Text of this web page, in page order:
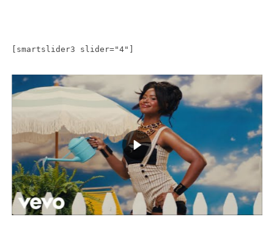
[smartslider3 slider="4"]